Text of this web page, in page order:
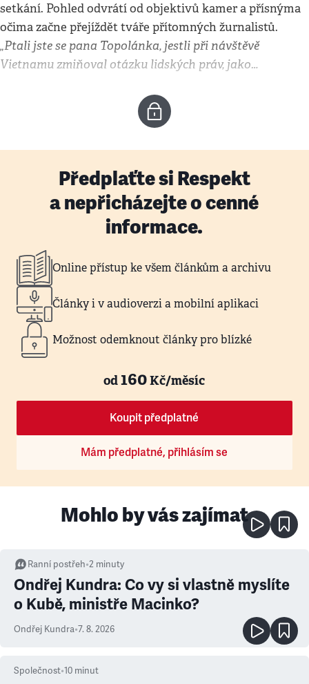
setkání. Pohled odvrátí od objektivů kamer a přísnýma
očima začne přejíždět tváře přítomných žurnalistů.
„Ptali jste se pana Topolánka, jestli při návštěvě
Vietnamu zmiňoval otázku lidských práv, jako…
Předplaťte si Respekt
a nepřicházejte o cenné
informace.
Online přístup ke všem článkům a archivu
Články i v audioverzi a mobilní aplikaci
Možnost odemknout články pro blízké
od160Kč/měsíc
Koupit předplatné
Mám předplatné, přihlásím se
Mohlo by vás zajímat
Ranní postřeh•2 minuty
Ondřej Kundra: Co vy si vlastně myslíte
o Kubě, ministře Macinko?
Ondřej Kundra•7. 8. 2026
Společnost•10 minut